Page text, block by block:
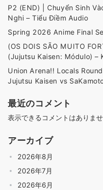
P2 (END) | Chuyển Sinh
Nghi – Tiểu Điềm Audio
Spring 2026 Anime Final
(OS DOIS SÃO MUITO
(Jujutsu Kaisen: Módulo) –
Union Arena!! Locals
Jujutsu Kaisen vs
最近のコメント
表示できるコメントはありませ
アーカイブ
2026年8月
2026年7月
2026年6月